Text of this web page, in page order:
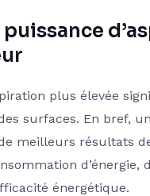
plus élevée
surfaces. En bref,
meilleurs résultats
énergétique.